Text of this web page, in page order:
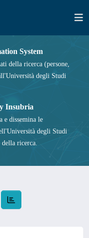
System
della ricerca (persone,
degli Studi
Insubria
e dissemina le
degli Studi
ricerca.